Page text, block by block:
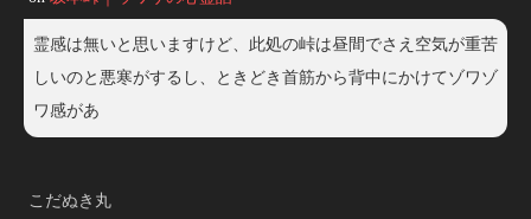
霊感は無いと思いますけど、此処の峠は昼間でさえ空気が重苦
しいのと悪寒がするし、ときどき首筋から背中にかけてゾワゾ
ワ感があ
こだぬき丸